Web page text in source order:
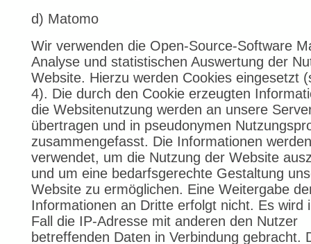
d) Matomo
Wir verwenden die Open-Source-Software
Analyse und statistischen Auswertung der
Website. Hierzu werden Cookies eingesetzt
4). Die durch den Cookie erzeugten
die Websitenutzung werden an unsere
übertragen und in pseudonymen
zusammengefasst. Die Informationen werden
verwendet, um die Nutzung der Website
und um eine bedarfsgerechte Gestaltung
Website zu ermöglichen. Eine Weitergabe
Informationen an Dritte erfolgt nicht. Es wird
Fall die IP-Adresse mit anderen den Nutzer
betreffenden Daten in Verbindung gebracht.